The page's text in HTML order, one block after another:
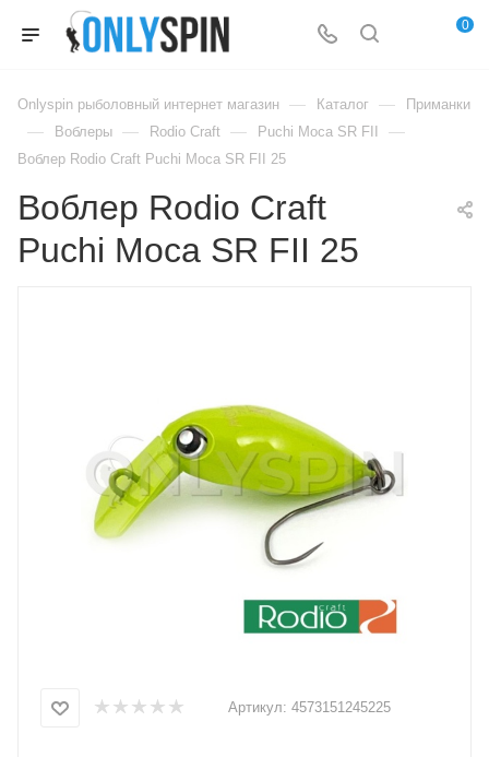
0
Onlyspin рыболовный интернет магазин — Каталог — Приманки
— Воблеры — Rodio Craft — Puchi Moca SR FII —
Воблер Rodio Craft Puchi Moca SR FII 25
Воблер Rodio Craft
Puchi Moca SR FII 25
Артикул: 4573151245225